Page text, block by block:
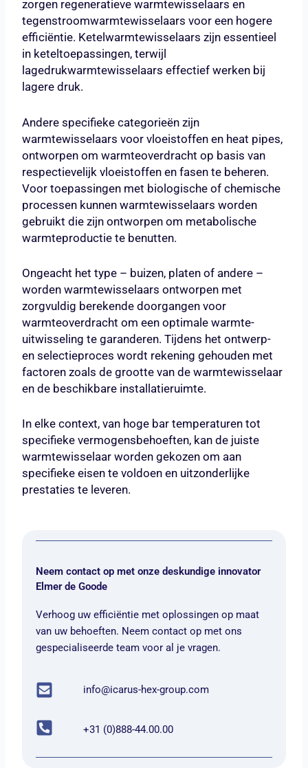
zorgen regeneratieve warmtewisselaars en
tegenstroomwarmtewisselaars voor een hogere
efficiëntie. Ketelwarmtewisselaars zijn essentieel
in keteltoepassingen, terwijl
lagedrukwarmtewisselaars effectief werken bij
lagere druk.
Andere specifieke categorieën zijn
warmtewisselaars voor vloeistoffen en heat pipes,
ontworpen om warmteoverdracht op basis van
respectievelijk vloeistoffen en fasen te beheren.
Voor toepassingen met biologische of chemische
processen kunnen warmtewisselaars worden
gebruikt die zijn ontworpen om metabolische
warmteproductie te benutten.
Ongeacht het type – buizen, platen of andere –
worden warmtewisselaars ontworpen met
zorgvuldig berekende doorgangen voor
warmteoverdracht om een optimale warmte-
uitwisseling te garanderen. Tijdens het ontwerp-
en selectieproces wordt rekening gehouden met
factoren zoals de grootte van de warmtewisselaar
en de beschikbare installatieruimte.
In elke context, van hoge bar temperaturen tot
specifieke vermogensbehoeften, kan de juiste
warmtewisselaar worden gekozen om aan
specifieke eisen te voldoen en uitzonderlijke
prestaties te leveren.
Neem contact op met onze deskundige innovator
Elmer de Goode
Verhoog uw efficiëntie met oplossingen op maat
van uw behoeften. Neem contact op met ons
gespecialiseerde team voor al je vragen.
info@icarus-hex-group.com
+31 (0)888-44.00.00